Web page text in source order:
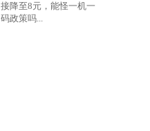
接降至8元，能怪一机一
码政策吗...